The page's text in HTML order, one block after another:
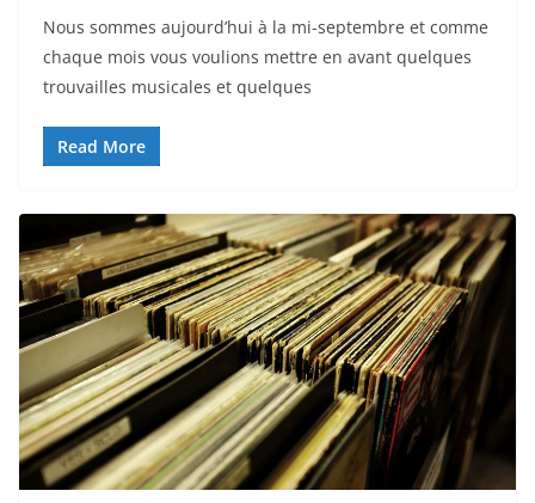
Nous sommes aujourd’hui à la mi-septembre et comme
chaque mois vous voulions mettre en avant quelques
trouvailles musicales et quelques
Read More